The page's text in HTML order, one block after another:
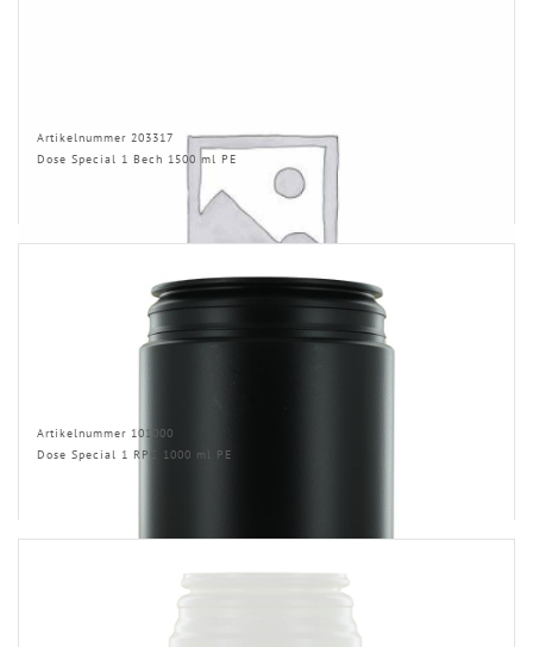
Artikelnummer 203317
Dose Special 1 Bech 1500 ml PE
Artikelnummer 101000
Dose Special 1 RPC 1000 ml PE